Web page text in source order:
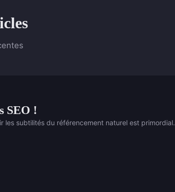
SEO !
les subtilités du référencement naturel est primordial.